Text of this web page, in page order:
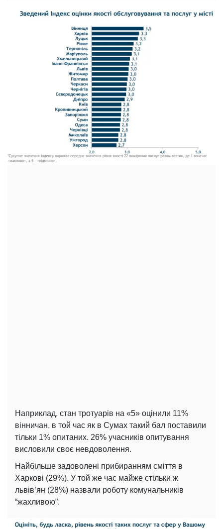
Наприклад, стан тротуарів на «5» оцінили 11%
вінничан, в той час як в Сумах такий бал поставили
тільки 1% опитаних. 26% учасників опитування
висловили своє невдоволення.
Найбільше задоволені прибиранням сміття в
Харкові (29%). У той же час майже стільки ж
львів’ян (28%) назвали роботу комунальників
“жахливою”.